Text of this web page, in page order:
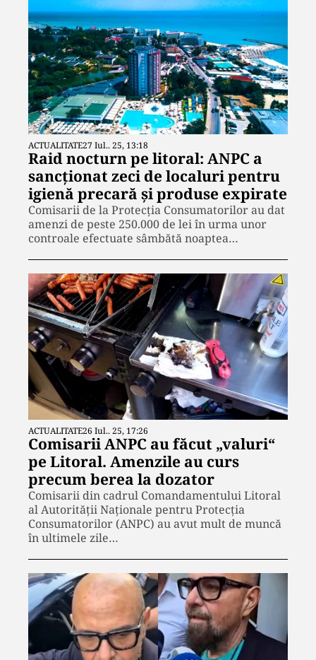
ACTUALITATE27 Iul.. 25, 13:18
Raid nocturn pe litoral: ANPC a
sancționat zeci de localuri pentru
igienă precară și produse expirate
Comisarii de la Protecția Consumatorilor au dat
amenzi de peste 250.000 de lei în urma unor
controale efectuate sâmbătă noaptea…
ACTUALITATE26 Iul.. 25, 17:26
Comisarii ANPC au făcut „valuri“
pe Litoral. Amenzile au curs
precum berea la dozator
Comisarii din cadrul Comandamentului Litoral
al Autorității Naționale pentru Protecția
Consumatorilor (ANPC) au avut mult de muncă
în ultimele zile…